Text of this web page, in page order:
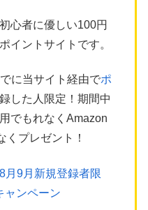
心者に優しい100円
イントサイトです。
に当サイト経由でポ
した人限定！期間中
でもれなくAmazon
くプレゼント！
9月新規登録者限
ャンペーン